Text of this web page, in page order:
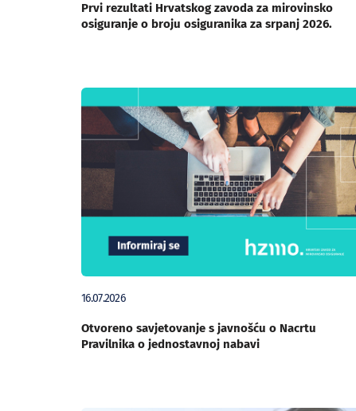
Prvi rezultati Hrvatskog zavoda za mirovinsko
osiguranje o broju osiguranika za srpanj 2026.
16.07.2026
Otvoreno savjetovanje s javnošću o Nacrtu
Pravilnika o jednostavnoj nabavi